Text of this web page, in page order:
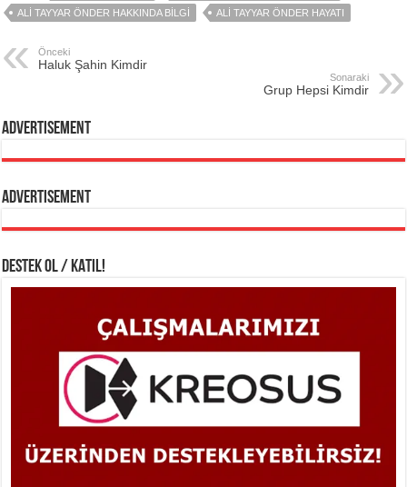
ALI TAYYAR ÖNDER HAKKINDA BILGI
ALI TAYYAR ÖNDER HAYATI
Önceki
Haluk Şahin Kimdir
Sonaraki
Grup Hepsi Kimdir
Advertisement
Advertisement
DESTEK OL / KATIL!